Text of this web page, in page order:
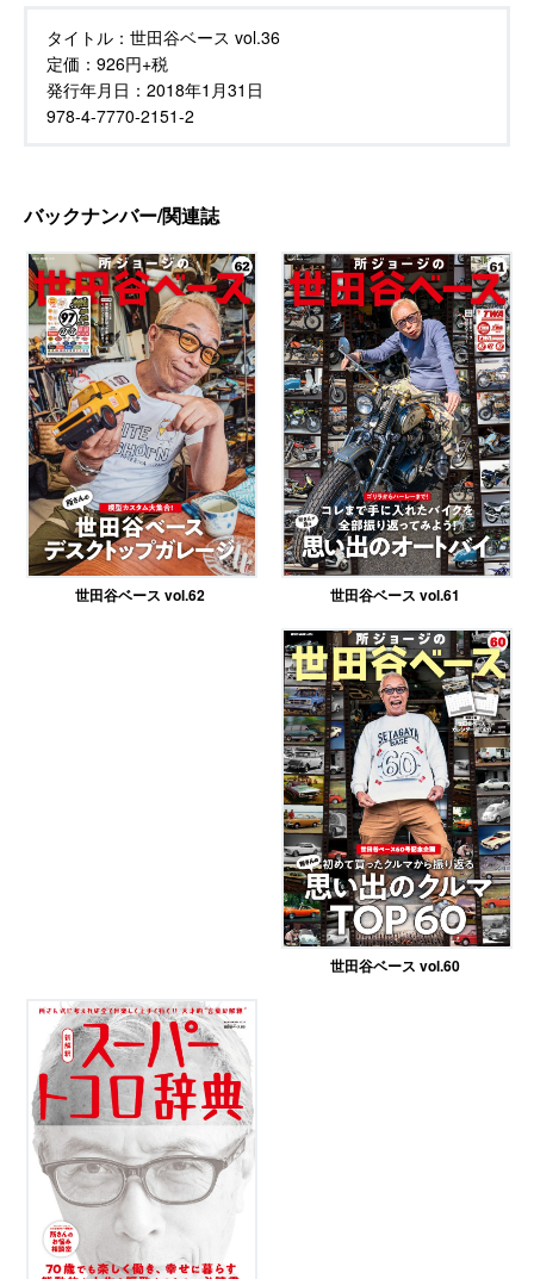
タイトル： 世田谷ベース vol.36
定価： 926円+税
発行年月日： 2018年1月31日
978-4-7770-2151-2
バックナンバー/関連誌
世田谷ベース vol.62 世田谷ベース vol.61
世田谷ベース vol.60